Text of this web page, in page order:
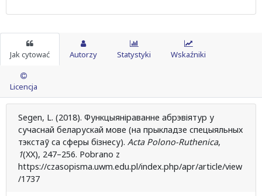
Jak cytować Autorzy Statystyki Wskaźniki
Licencja
Segen, L. (2018). Функцыяніраванне абрэвіятур у
сучаснай беларускай мове (на прыкладзе спецыяльных
тэкстаў са сферы бізнесу). Acta Polono-Ruthenica,
1(XX), 247–256. Pobrano z
https://czasopisma.uwm.edu.pl/index.php/apr/article/view
/1737